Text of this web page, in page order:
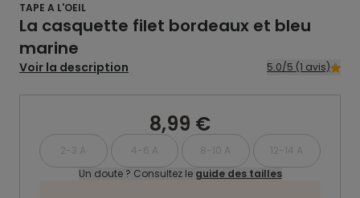
TAPE A L'OEIL
La casquette filet bordeaux et bleu
marine
Voir la description 5.0/5 (1 avis)
8,99 €
2-3 A 4-6 A 8-10 A
12-14 A
Un doute ? Consultez le guide des tailles